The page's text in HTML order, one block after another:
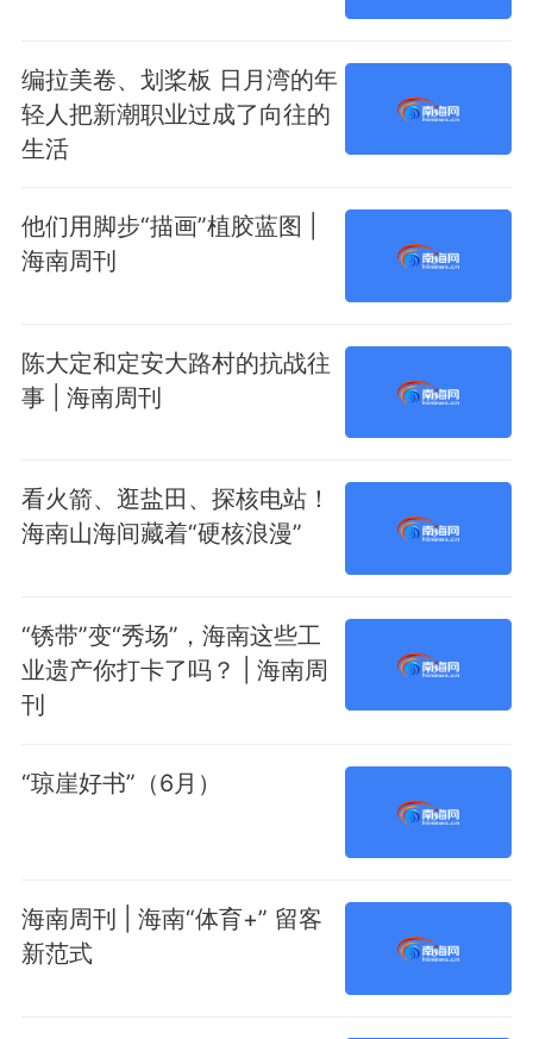
编拉美卷、划桨板 日月湾的年
轻人把新潮职业过成了向往的
生活
他们用脚步“描画”植胶蓝图 |
海南周刊
陈大定和定安大路村的抗战往
事 | 海南周刊
看火箭、逛盐田、探核电站！
海南山海间藏着“硬核浪漫”
“锈带”变“秀场”，海南这些工
业遗产你打卡了吗？ | 海南周
刊
“琼崖好书”（6月）
​海南周刊 | 海南“体育+” 留客
新范式